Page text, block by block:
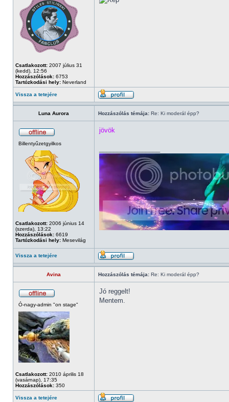
Csatlakozott: 2007 július 31
(kedd), 12:56
Hozzászólások: 6753
Tartózkodási hely: Neverland
Vissza a tetejére
Luna Aurora Hozzászólás témája: Re: Ki moderál épp?
Billentyűzetgyilkos
Csatlakozott: 2006 június 14
(szerda), 13:22
Hozzászólások: 6619
Tartózkodási hely: Mesevilág
jövök
Vissza a tetejére
Avina Hozzászólás témája: Re: Ki moderál épp?
Ó-nagy-admin "on stage"
Csatlakozott: 2010 április 18
(vasárnap), 17:35
Hozzászólások: 350
Jó reggelt!
Mentem.
Vissza a tetejére